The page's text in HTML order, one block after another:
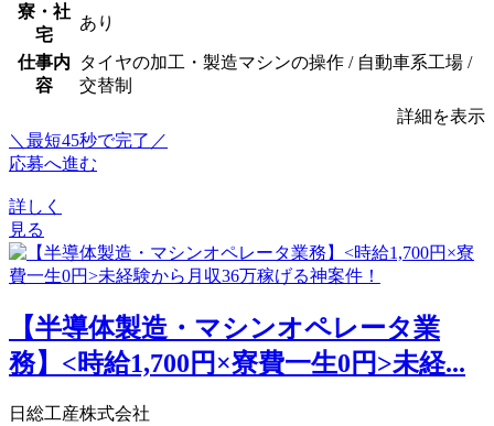
寮・社
宅
あり
仕事内
容
タイヤの加工・製造マシンの操作 / 自動車系工場 /
交替制
詳細を表示
＼最短45秒で完了／
応募へ進む
詳しく
見る
【半導体製造・マシンオペレータ業
務】<時給1,700円×寮費一生0円>未経...
日総工産株式会社